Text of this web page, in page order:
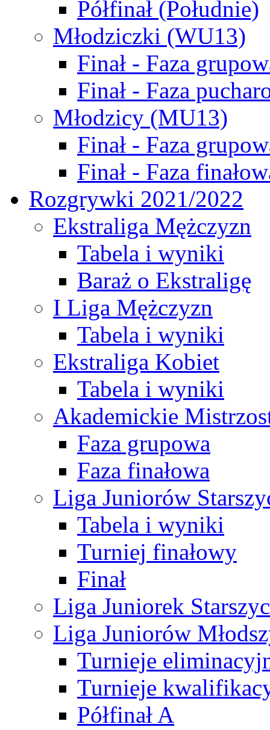
Półfinał (Południe)
Młodziczki (WU13)
Finał - Faza
Finał - Faza
Młodzicy (MU13)
Finał - Faza
Finał - Faza
Rozgrywki 2021/2022
Ekstraliga Mężczyzn
Tabela i wyniki
Baraż o Ekstraligę
I Liga Mężczyzn
Tabela i wyniki
Ekstraliga Kobiet
Tabela i wyniki
Akademickie
Faza grupowa
Faza finałowa
Liga Juniorów
Tabela i wyniki
Turniej finałowy
Finał
Liga Juniorek
Liga Juniorów
Turnieje
Turnieje
Półfinał A